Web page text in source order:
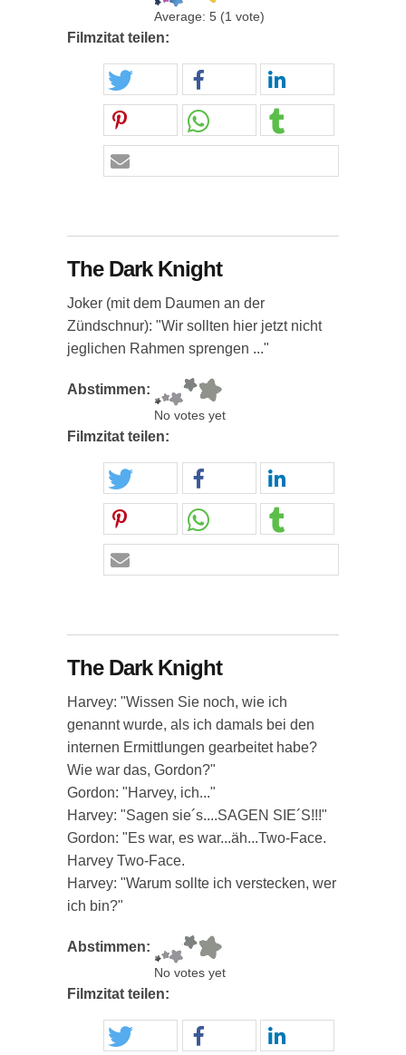
Average: 5 (1 vote)
Filmzitat teilen:
The Dark Knight
Joker (mit dem Daumen an der
Zündschnur): "Wir sollten hier jetzt nicht
jeglichen Rahmen sprengen ..."
Abstimmen:
No votes yet
Filmzitat teilen:
The Dark Knight
Harvey: "Wissen Sie noch, wie ich
genannt wurde, als ich damals bei den
internen Ermittlungen gearbeitet habe?
Wie war das, Gordon?"
Gordon: "Harvey, ich..."
Harvey: "Sagen sie´s....SAGEN SIE´S!!!"
Gordon: "Es war, es war...äh...Two-Face.
Harvey Two-Face.
Harvey: "Warum sollte ich verstecken, wer
ich bin?"
Abstimmen:
No votes yet
Filmzitat teilen: